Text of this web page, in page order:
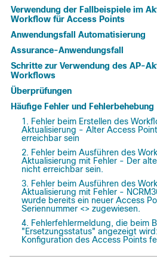
Verwendung der Fallbeispiele im
Workflow für Access Points
Anwendungsfall Automatisierung
Assurance-Anwendungsfall
Schritte zur Verwendung des AP-
Workflows
Überprüfungen
Häufige Fehler und Fehlerbehebung
1. Fehler beim Erstellen des
Aktualisierung - Alter Access
erreichbar sein
2. Fehler beim Ausführen des
Aktualisierung mit Fehler - Der
nicht erreichbar sein.
3. Fehler beim Ausführen des
Aktualisierung mit Fehler -
wurde bereits ein neuer Access
Seriennummer <> zugewiesen.
4. Fehlerfehlermeldung, die beim
"Ersetzungsstatus" angezeigt
Konfiguration des Access Points